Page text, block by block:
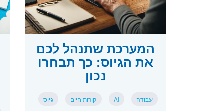
המערכת שתנהל לכם
את הגיוס: כך תבחרו
נכון
עבודה AI קורות חיים גיוס